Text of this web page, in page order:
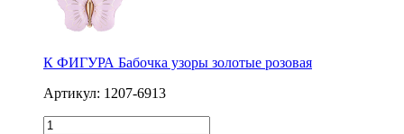
К ФИГУРА Бабочка узоры золотые розовая
Артикул: 1207-6913